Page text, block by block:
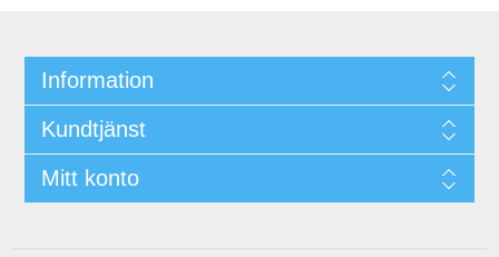
Information
Kundtjänst
Mitt konto